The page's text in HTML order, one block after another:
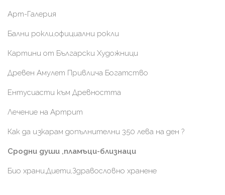
Арт-Галерия
Бални рокли,официални рокли
Картини от Български Художници
Древен Амулет Привлича Богатство
Ентусиасти към Древността
Лечение на Артрит
Как да изкарам допълнителни 350 лева на ден ?
Сродни души ,пламъци-близнаци
Био храни,Диети,Здравословно хранене